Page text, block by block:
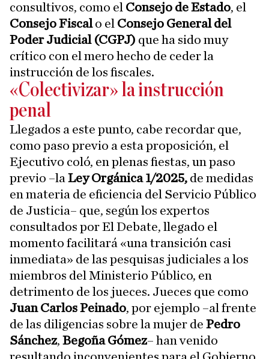
consultivos, como el Consejo de Estado, el
Consejo Fiscalo el Consejo General del
Poder Judicial (CGPJ) que ha sido muy
crítico con el mero hecho de ceder la
instrucción de los fiscales.
«Colectivizar» la instrucción
penal
Llegados a este punto, cabe recordar que,
como paso previo a esta proposición, el
Ejecutivo coló, en plenas fiestas, un paso
previo –la Ley Orgánica 1/2025, de medidas
en materia de eficiencia del Servicio Público
de Justicia– que, según los expertos
consultados por El Debate, llegado el
momento facilitará «una transición casi
inmediata» de las pesquisas judiciales a los
miembros del Ministerio Público, en
detrimento de los jueces. Jueces que como
Juan Carlos Peinado, por ejemplo –al frente
de las diligencias sobre la mujer de Pedro
Sánchez, Begoña Gómez– han venido